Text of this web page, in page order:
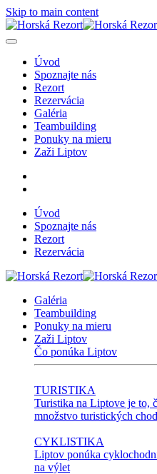
Skip to main content
Úvod
Spoznajte nás
Rezort
Rezervácia
Galéria
Teambuilding
Ponuky na mieru
Zaži Liptov
Úvod
Spoznajte nás
Rezort
Rezervácia
Galéria
Teambuilding
Ponuky na mieru
Zaži Liptov
Čo ponúka Liptov
TURISTIKA
Turistika na Liptove je to,
množstvo turistických
CYKLISTIKA
Liptov ponúka
na výlet